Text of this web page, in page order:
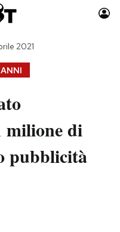
Moda
Consumismi
Storie/Idee
Ok Boomer!
2021
milione di
pubblicità